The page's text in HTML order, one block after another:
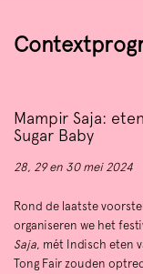
Mampir Saja:
Sugar Baby
28, 29 en 30 mei 2024
Rond de laatste
organiseren we het
Saja, mét Indisch eten
Tong Fair zouden